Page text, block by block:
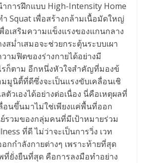
ำการฝึกแบบ High-Intensity Home
Squat เพื่อสร้างกล้ามเนื้อมัดใหญ่
อเสริมความแข็งแรงของแกนกลาง
สม่ำเสมอจะช่วยกระตุ้นระบบเผา
ามฟิตของร่างกายได้อย่างมี
รก็ตาม อีกหนึ่งหัวใจสำคัญที่มองข้
มมูนิตี้ที่ดีซึ่งจะเป็นแรงขับเคลื่อนเชิ
ตัวเองได้อย่างต่อเนื่อง นี่คือเหตุผลที่
อนขึ้นมาไม่ใช่เพียงแค่พื้นที่ออก
รวมของกลุ่มคนที่มีเป้าหมายร่วม
ที่ดี ไม่ว่าจะเป็นการวิ่ง เวท
กกำลังกายต่างๆ เพราะท้ายที่สุด
ยั่งยืนที่สุด คือการลงมือทำอย่าง